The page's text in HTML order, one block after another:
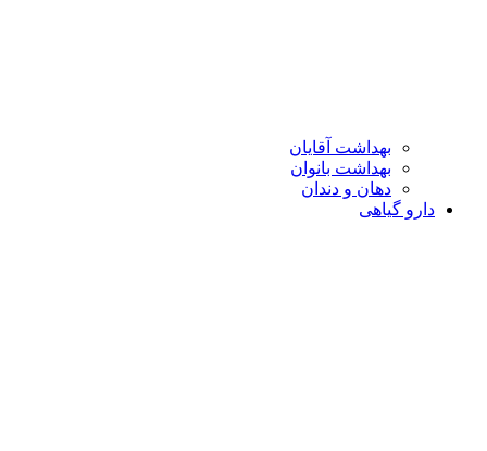
بهداشت آقایان
بهداشت بانوان
دهان و دندان
دارو گیاهی